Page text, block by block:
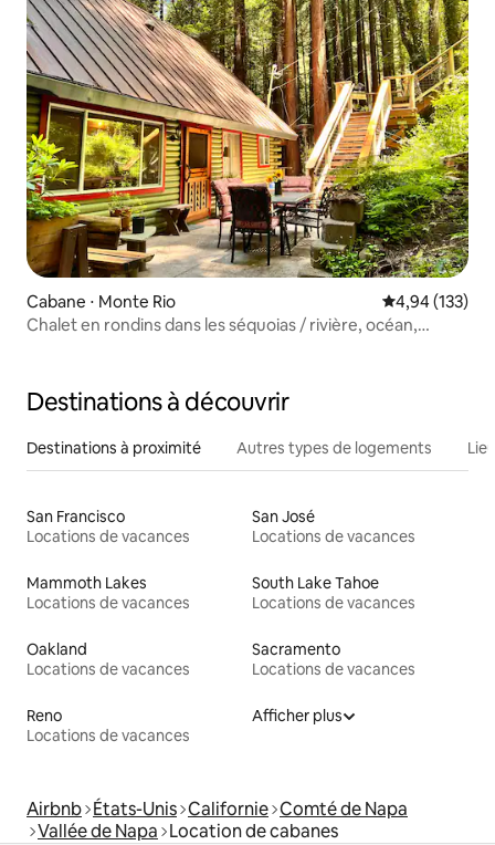
Cabane ⋅ Monte Rio Évaluation
4,94 (133)
Chalet en rondins dans les séquoias / rivière, océan,
Destinations à découvrir
Destinations à proximité Autres types de logements
San Francisco
Locations de vacances
San José
Locations de vacances
Mammoth Lakes
Locations de vacances
South Lake Tahoe
Locations de vacances
Oakland
Locations de vacances
Sacramento
Locations de vacances
Reno
Locations de vacances
Afficher plus
Airbnb États-Unis Californie Comté de Napa
Vallée de Napa Location de cabanes